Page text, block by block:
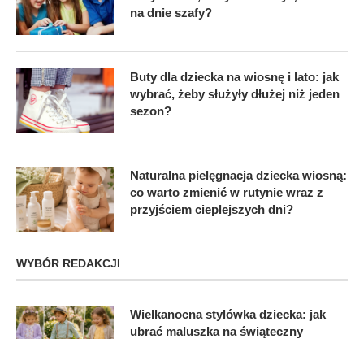
na dnie szafy?
Buty dla dziecka na wiosnę i lato: jak
wybrać, żeby służyły dłużej niż jeden
sezon?
Naturalna pielęgnacja dziecka wiosną:
co warto zmienić w rutynie wraz z
przyjściem cieplejszych dni?
WYBÓR REDAKCJI
Wielkanocna stylówka dziecka: jak
ubrać maluszka na świąteczny